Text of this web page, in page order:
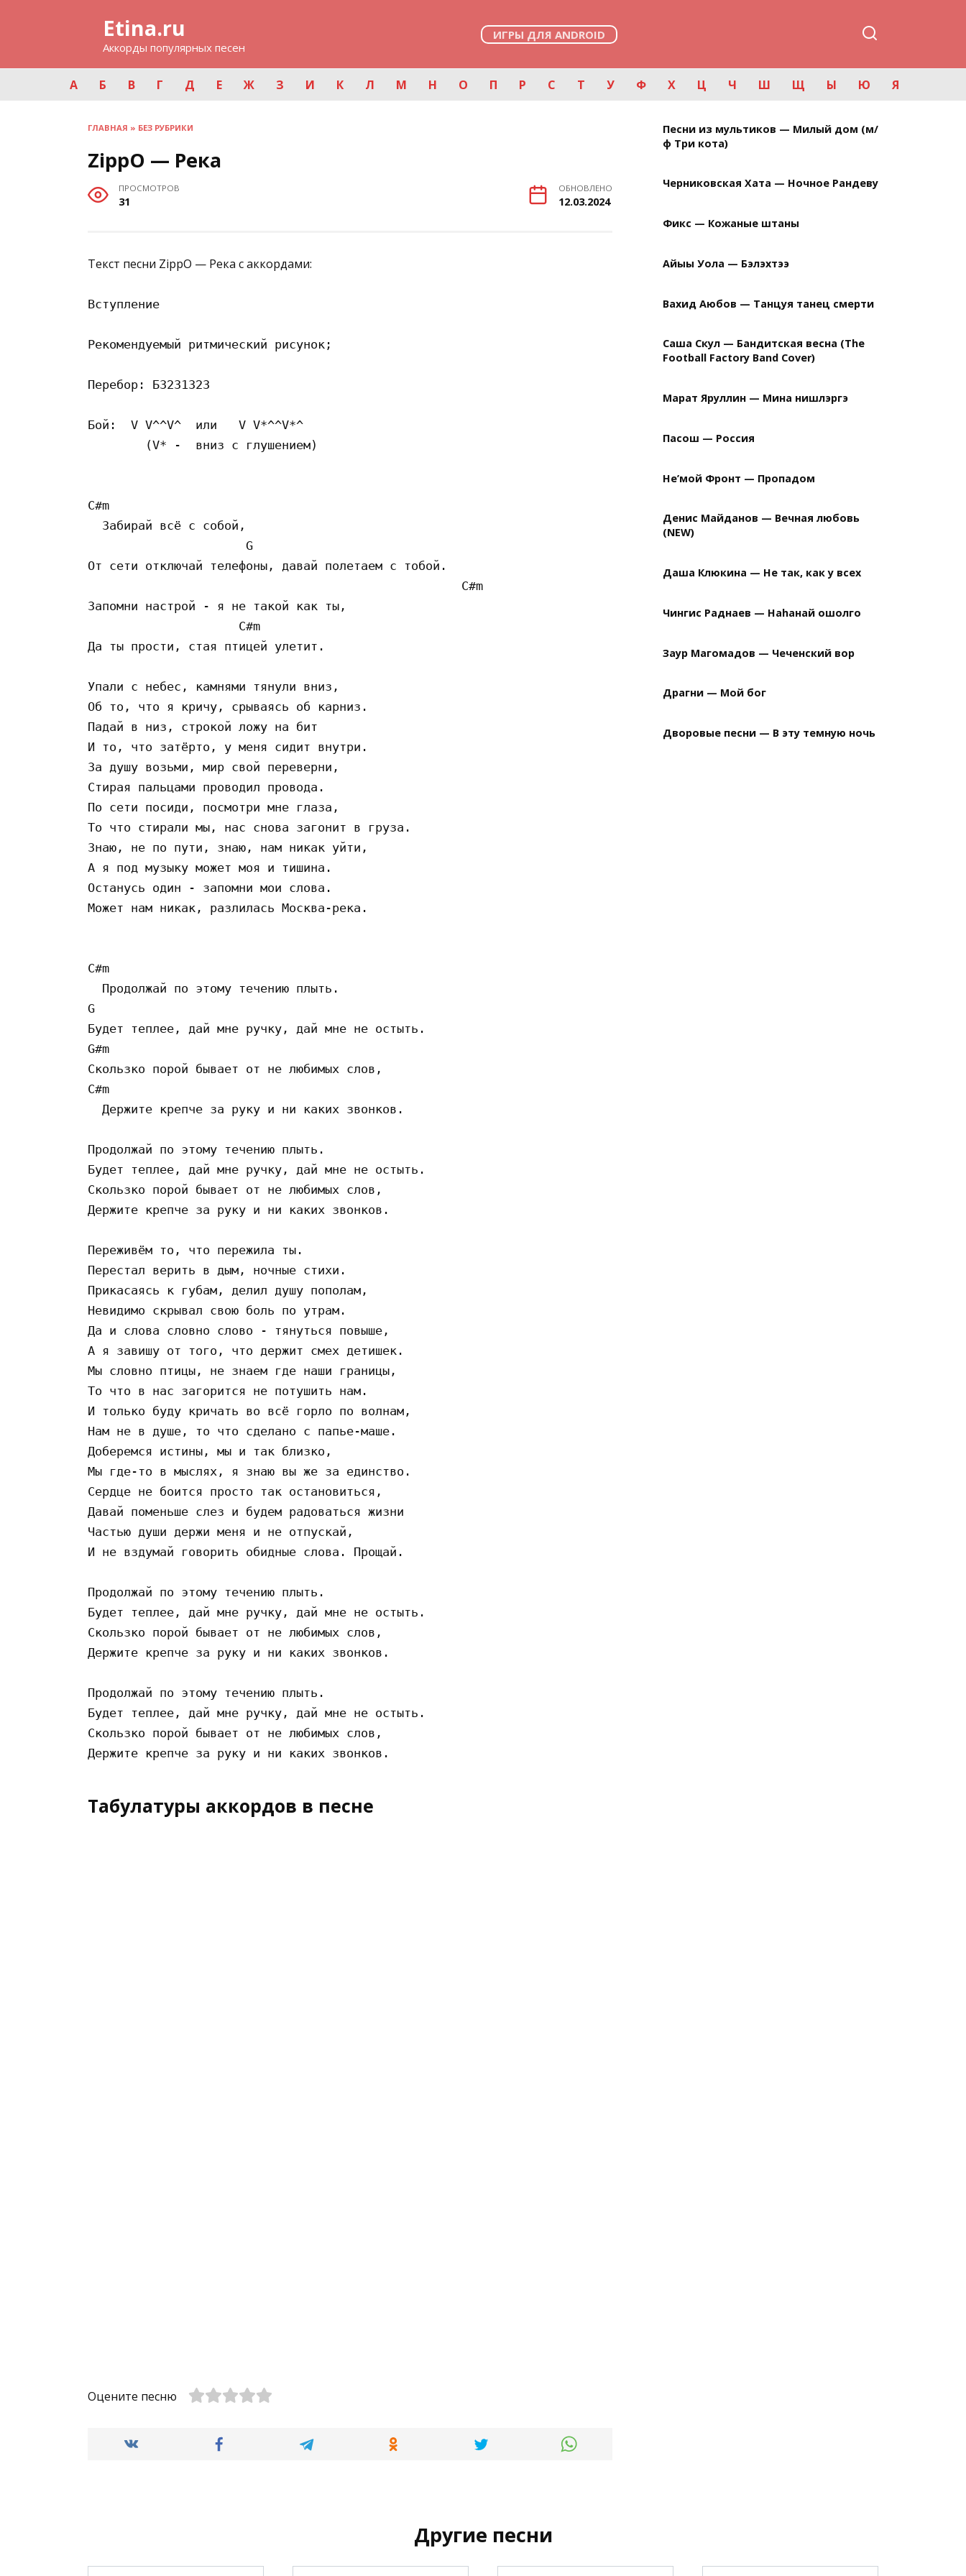
Etina.ru
Аккорды популярных песен
ИГРЫ ДЛЯ ANDROID
А Б В Г Д Е Ж З И К Л М Н О П Р С Т У Ф Х Ц Ч Ш Щ Ы Ю Я
ГЛАВНАЯ » БЕЗ РУБРИКИ
ZippO — Река
ПРОСМОТРОВ
31
ОБНОВЛЕНО
12.03.2024
Текст песни ZippO — Река с аккордами:
Вступление
Рекомендуемый ритмический рисунок;
Перебор: Б3231323
Бой:  V V^^V^  или   V V*^^V*^
        (V* -  вниз с глушением)
C#m
  Забирай всё с собой,
                      G                                                   G#m
От сети отключай телефоны, давай полетаем с тобой.
                                                    C#m
Запомни настрой - я не такой как ты,
                     C#m
Да ты прости, стая птицей улетит.
Упали с небес, камнями тянули вниз,
Об то, что я кричу, срываясь об карниз.
Падай в низ, строкой ложу на бит
И то, что затёрто, у меня сидит внутри.
За душу возьми, мир свой переверни,
Стирая пальцами проводил провода.
По сети посиди, посмотри мне глаза,
То что стирали мы, нас снова загонит в груза.
Знаю, не по пути, знаю, нам никак уйти,
А я под музыку может моя и тишина.
Останусь один - запомни мои слова.
Может нам никак, разлилась Москва-река.
C#m
  Продолжай по этому течению плыть.
G
Будет теплее, дай мне ручку, дай мне не остыть.
G#m
Скользко порой бывает от не любимых слов,
C#m
  Держите крепче за руку и ни каких звонков.
Продолжай по этому течению плыть.
Будет теплее, дай мне ручку, дай мне не остыть.
Скользко порой бывает от не любимых слов,
Держите крепче за руку и ни каких звонков.
Переживём то, что пережила ты.
Перестал верить в дым, ночные стихи.
Прикасаясь к губам, делил душу пополам,
Невидимо скрывал свою боль по утрам.
Да и слова словно слово - тянуться повыше,
А я завишу от того, что держит смех детишек.
Мы словно птицы, не знаем где наши границы,
То что в нас загорится не потушить нам.
И только буду кричать во всё горло по волнам,
Нам не в душе, то что сделано с папье-маше.
Доберемся истины, мы и так близко,
Мы где-то в мыслях, я знаю вы же за единство.
Сердце не боится просто так остановиться,
Давай поменьше слез и будем радоваться жизни
Частью души держи меня и не отпускай,
И не вздумай говорить обидные слова. Прощай.
Продолжай по этому течению плыть.
Будет теплее, дай мне ручку, дай мне не остыть.
Скользко порой бывает от не любимых слов,
Держите крепче за руку и ни каких звонков.
Продолжай по этому течению плыть.
Будет теплее, дай мне ручку, дай мне не остыть.
Скользко порой бывает от не любимых слов,
Табулатуры аккордов в песне
Оцените песню
Песни из мультиков — Милый дом (м/
ф Три кота)
Черниковская Хата — Ночное Рандеву
Фикс — Кожаные штаны
Айыы Уола — Бэлэхтээ
Вахид Аюбов — Танцуя танец смерти
Саша Скул — Бандитская весна (The
Football Factory Band Cover)
Марат Яруллин — Мина нишлэргэ
Пасош — Россия
Не’мой Фронт — Пропадом
Денис Майданов — Вечная любовь
(NEW)
Даша Клюкина — Не так, как у всех
Чингис Раднаев — Наhанай ошолго
Заур Магомадов — Чеченский вор
Драгни — Мой бог
Дворовые песни — В эту темную ночь
Другие песни